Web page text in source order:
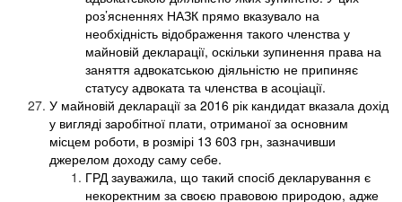
роз’ясненнях НАЗК прямо вказувало на
необхідність відображення такого членства у
майновій декларації, оскільки зупинення права на
заняття адвокатською діяльністю не припиняє
статусу адвоката та членства в асоціації.
У майновій декларації за 2016 рік кандидат вказала дохід
у вигляді заробітної плати, отриманої за основним
місцем роботи, в розмірі 13 603 грн, зазначивши
джерелом доходу саму себе.
ГРД зауважила, що такий спосіб декларування є
некоректним за своєю правовою природою, адже